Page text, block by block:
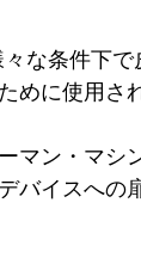
な条件下で
めに使用さ
マン・マシ
バイスへの